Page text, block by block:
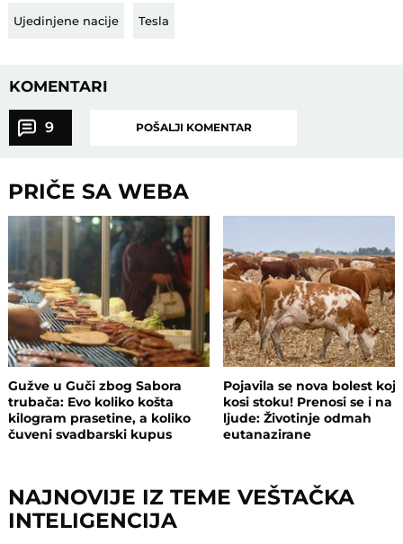
Ujedinjene nacije Tesla
KOMENTARI
9 POŠALJI KOMENTAR
PRIČE SA WEBA
Gužve u Guči zbog Sabora
trubača: Evo koliko košta
kilogram prasetine, a koliko
čuveni svadbarski kupus
Pojavila se nova bolest
kosi stoku! Prenosi se i na
ljude: Životinje odmah
eutanazirane
NAJNOVIJE IZ TEME VEŠTAČKA
INTELIGENCIJA